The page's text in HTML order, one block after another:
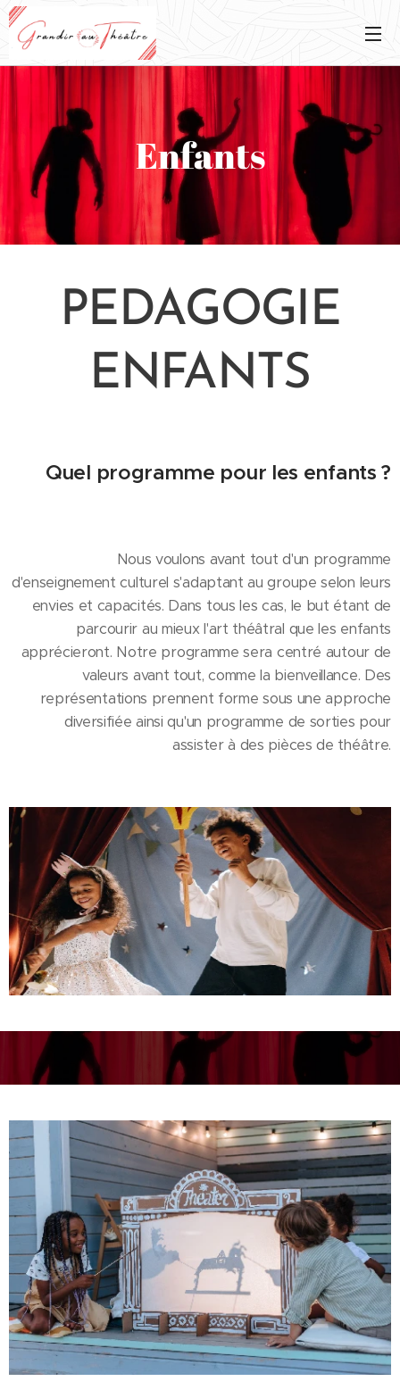
Enfants
PEDAGOGIE
ENFANTS
Quel programme pour les enfants ?
Nous voulons avant tout d'un programme
d'enseignement culturel s'adaptant au groupe selon leurs
envies et capacités. Dans tous les cas, le but étant de
parcourir au mieux l'art théâtral que les enfants
apprécieront. Notre programme sera centré autour de
valeurs avant tout, comme la bienveillance. Des
représentations prennent forme sous une approche
diversifiée ainsi qu'un programme de sorties pour
assister à des pièces de théâtre.